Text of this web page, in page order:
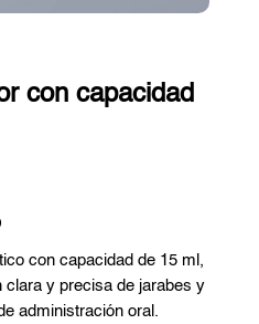
con capacidad
con capacidad de 15 ml,
clara y precisa de jarabes y
administración oral.